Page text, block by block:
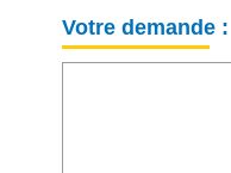
Votre demande :